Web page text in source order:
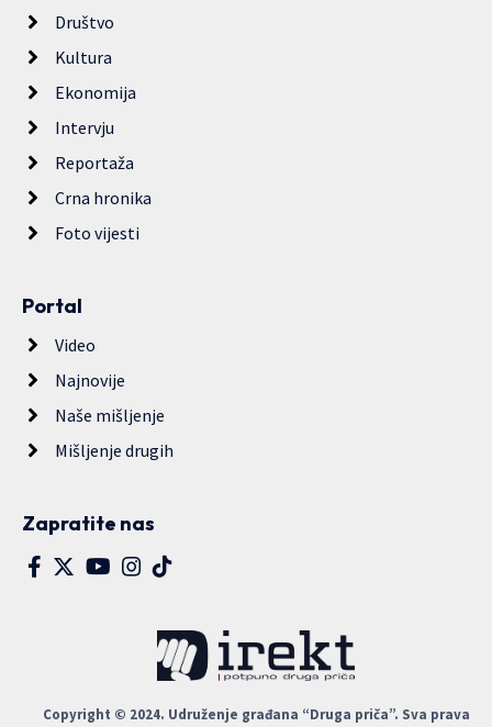
Društvo
Kultura
Ekonomija
Intervju
Reportaža
Crna hronika
Foto vijesti
Portal
Video
Najnovije
Naše mišljenje
Mišljenje drugih
Zapratite nas
Copyright © 2024. Udruženje građana “Druga priča”. Sva prava